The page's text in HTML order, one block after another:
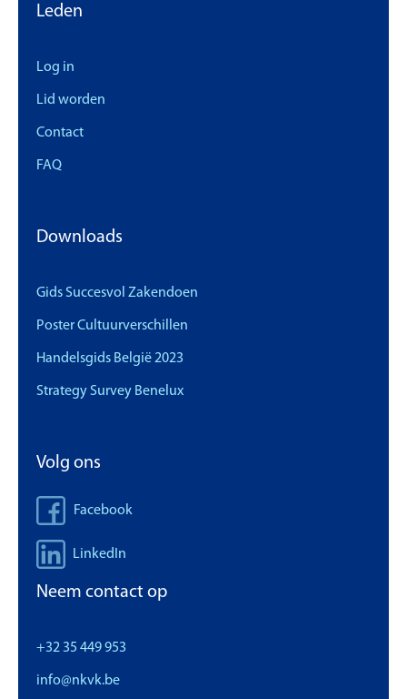
Leden
Log in
Lid worden
Contact
FAQ
Downloads
Gids Succesvol Zakendoen
Poster Cultuurverschillen
Handelsgids België 2023
Strategy Survey Benelux
Volg ons
Facebook
LinkedIn
Neem contact op
+32 35 449 953
info@nkvk.be